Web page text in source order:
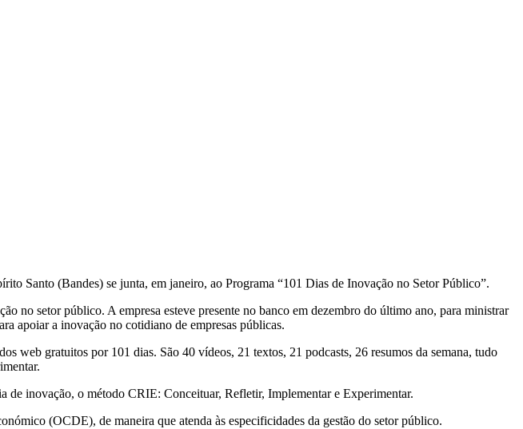
Santo (Bandes) se junta, em janeiro, ao Programa “101 Dias de Inovação no Setor Público”.
no setor público. A empresa esteve presente no banco em dezembro do último ano, para ministrar
apoiar a inovação no cotidiano de empresas públicas.
web gratuitos por 101 dias. São 40 vídeos, 21 textos, 21 podcasts, 26 resumos da semana, tudo
de inovação, o método CRIE: Conceituar, Refletir, Implementar e Experimentar.
(OCDE), de maneira que atenda às especificidades da gestão do setor público.